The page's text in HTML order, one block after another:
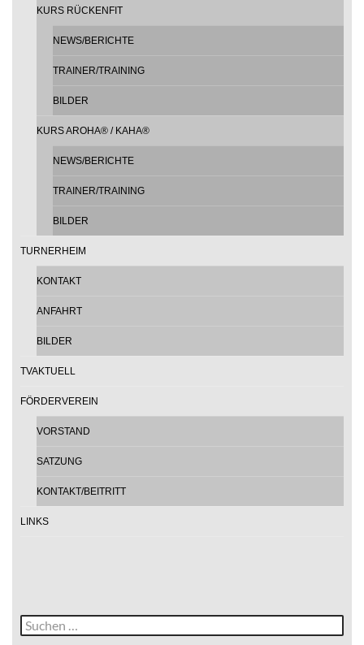
KURS RÜCKENFIT
NEWS/BERICHTE
TRAINER/TRAINING
BILDER
KURS AROHA® / KAHA®
NEWS/BERICHTE
TRAINER/TRAINING
BILDER
TURNERHEIM
KONTAKT
ANFAHRT
BILDER
TVAKTUELL
FÖRDERVEREIN
VORSTAND
SATZUNG
KONTAKT/BEITRITT
LINKS
Suche
nach: